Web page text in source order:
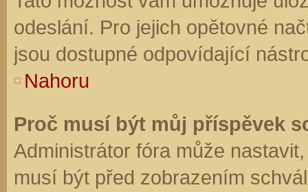
odeslání. Pro jejich opětovné
jsou dostupné odpovídající
Nahoru
Proč musí být můj příspěvek
Administrátor fóra může
musí být před zobrazením